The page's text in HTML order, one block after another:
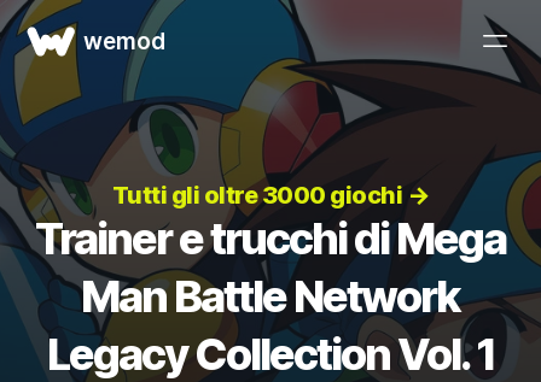
wemod
Tutti gli oltre 3000 giochi →
Trainer e trucchi di Mega
Man Battle Network
Legacy Collection Vol. 1